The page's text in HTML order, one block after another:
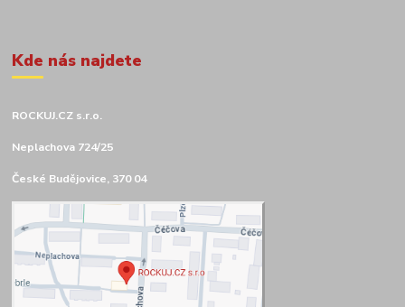
Kde nás najdete
ROCKUJ.CZ s.r.o.
Neplachova 724/25
České Budějovice, 370 04